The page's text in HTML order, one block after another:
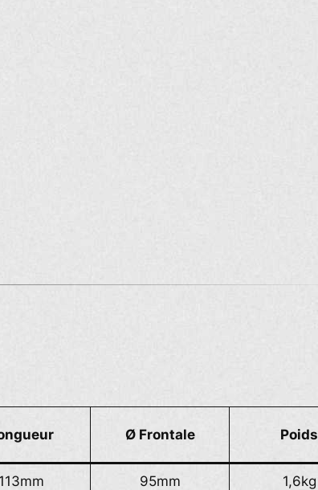
Ø Frontale Poids
113mm 95mm 1,6kg